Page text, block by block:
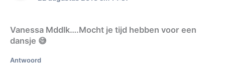
Vanessa Mddlk….Mocht je tijd hebben voor een
dansje 😅
Antwoord